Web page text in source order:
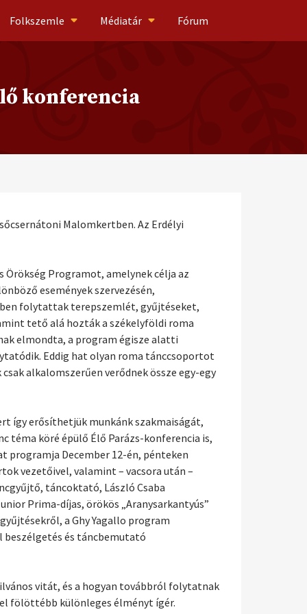
Folkszemle Médiatár Fórum
konferencia
Malomkertben. Az Erdélyi
Örökség Programot, amelynek célja az
események szervezésén,
folytattak terepszemlét, gyűjtéseket,
tető alá hozták a székelyföldi roma
elmondta, a program égisze alatti
Eddig hat olyan roma tánccsoportot
alkalomszerűen verődnek össze egy-egy
így erősíthetjük munkánk szakmaiságát,
téma köré épülő Élő Parázs-konferencia is,
programja December 12-én, pénteken
vezetőivel, valamint – vacsora után –
táncoktató, László Csaba
Prima-díjas, örökös „Aranysarkantyús”
a Ghy Yagallo program
beszélgetés és táncbemutató
vitát, és a hogyan továbbról folytatnak
fölöttébb különleges élményt ígér.